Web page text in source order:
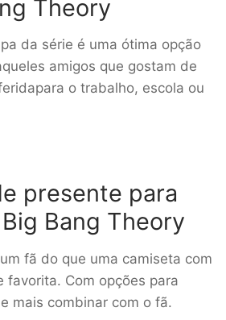
Theory
da série é uma ótima opção
amigos que gostam de
o trabalho, escola ou
presente para
Bang Theory
fã do que uma camiseta com
favorita. Com opções para
mais combinar com o fã.